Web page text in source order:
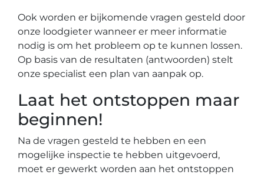
Ook worden er bijkomende vragen gesteld door
onze loodgieter wanneer er meer informatie
nodig is om het probleem op te kunnen lossen.
Op basis van de resultaten (antwoorden) stelt
onze specialist een plan van aanpak op.
Laat het ontstoppen maar
beginnen!
Na de vragen gesteld te hebben en een
mogelijke inspectie te hebben uitgevoerd,
moet er gewerkt worden aan het ontstoppen